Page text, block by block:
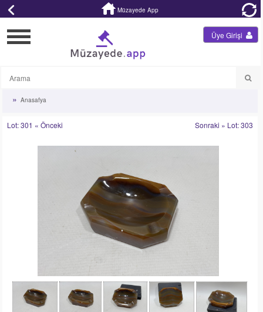
Müzayede App
Üye Girişi
Anasafya
Lot: 301 « Önceki Sonraki » Lot: 303